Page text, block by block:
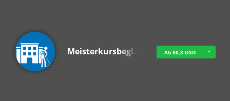
Meisterkursbegl… Ab 80,8 USD